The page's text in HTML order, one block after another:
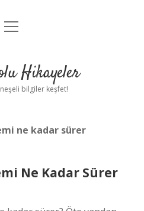
Uyarı
menüyü
Hikayeler
bilgiler keşfet!
ne kadar sürer
Ne Kadar Sürer